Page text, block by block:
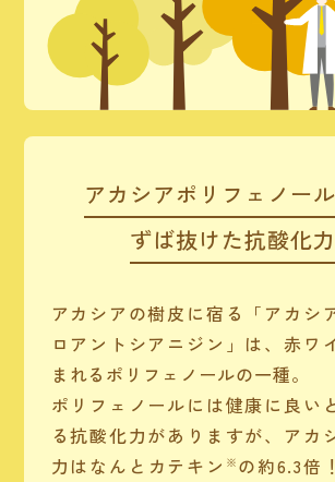
アカシアポリフェノー
ずば抜けた抗酸化力
アカシアの樹皮に宿る「アカシ
ロアントシアニジン」は、赤ワ
まれるポリフェノールの一種。
ポリフェノールには健康に良い
る抗酸化力がありますが、アカ
力はなんと カテキン
の約6.3倍